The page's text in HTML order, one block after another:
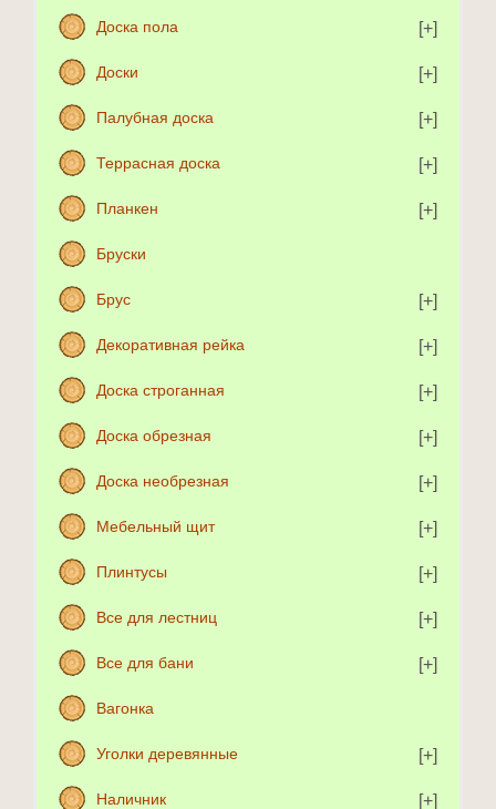
Доска пола
Доски
Палубная доска
Террасная доска
Планкен
Бруски
Брус
Декоративная рейка
Доска строганная
Доска обрезная
Доска необрезная
Мебельный щит
Плинтусы
Все для лестниц
Все для бани
Вагонка
Уголки деревянные
Наличник